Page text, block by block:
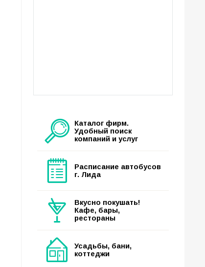
Каталог фирм.
Удобный поиск
компаний и услуг
Расписание автобусов
г. Лида
Вкусно покушать!
Кафе, бары,
рестораны
Усадьбы, бани,
коттеджи